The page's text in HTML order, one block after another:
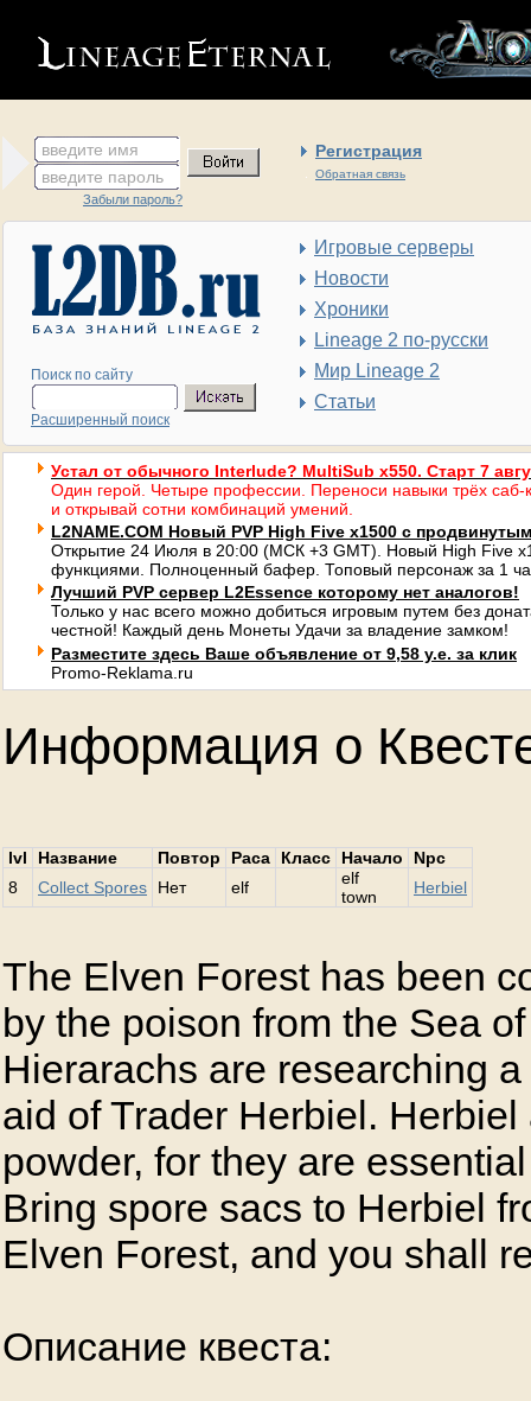
введите имя Регистрация
Обратная связь
введите пароль
Забыли пароль?
Поиск по сайту
Расширенный поиск
Игровые серверы
Новости
Хроники
Lineage 2 по-русски
Мир Lineage 2
Статьи
Устал от обычного Interlude? MultiSub x550. Старт 7
Один герой. Четыре профессии. Переноси навыки трёх саб-
и открывай сотни комбинаций умений.
L2NAME.COM Новый PVP High Five x1500 с
Открытие 24 Июля в 20:00 (МСК +3 GMT). Новый High Five
функциями. Полноценный бафер. Топовый персонаж за 1
Лучший PVP сервер L2Essence которому нет аналогов!
Только у нас всего можно добиться игровым путем без
честной! Каждый день Монеты Удачи за владение замком!
Разместите здесь Ваше объявление от 9,58 у.е. за клик
Promo-Reklama.ru
Информация о
lvl Название Повтор Раса Класс Начало
Npc
8
Collect Spores Нет elf
elf
town
Herbiel
The Elven Forest has been
by the poison from the Sea
Hierarachs are researching
aid of Trader Herbiel.
powder, for they are
Bring spore sacs to Herbiel
Elven Forest, and you shall
Описание квеста: